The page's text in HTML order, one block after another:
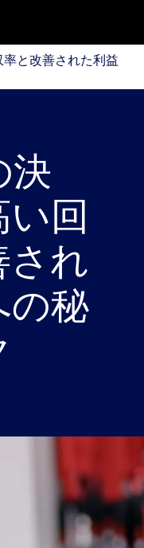
改善された利益率
と改善された利益
決
回
され
の秘